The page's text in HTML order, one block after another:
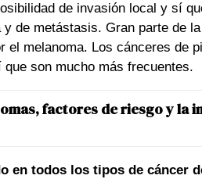
de invasión local y sí
de metástasis. Gran parte de
el melanoma. Los cánceres de
son mucho más frecuentes.
factores de riesgo y la
en todos los tipos de cáncer